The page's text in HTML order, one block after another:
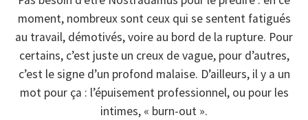
moment, nombreux sont ceux qui se sentent fatigués
au travail, démotivés, voire au bord de la rupture. Pour
certains, c’est juste un creux de vague, pour d’autres,
c’est le signe d’un profond malaise. D’ailleurs, il y a un
mot pour ça : l’épuisement professionnel, ou pour les
intimes, « burn-out ».